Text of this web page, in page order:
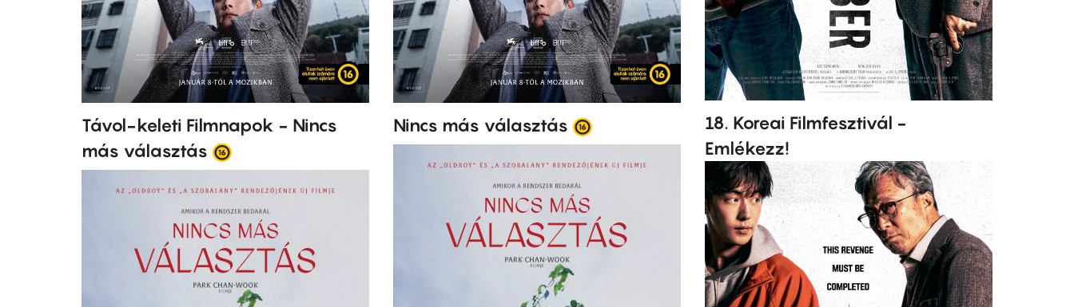
Távol-keleti Filmnapok - Nincs
más választás
Nincs más választás
18. Koreai Filmfesztivál -
Emlékezz!